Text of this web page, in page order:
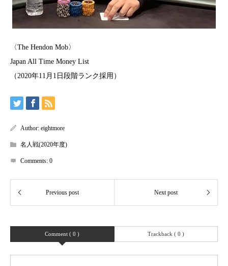
〈The Hendon Mob〉
Japan All Time Money List
（2020年11月1日段階ランク採用）
Author: eightmore
名人戦(2020年度)
Comments: 0
Comment ( 0 ) Trackback ( 0 )